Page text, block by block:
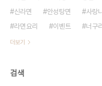
신라면
안성탕면 사랑
라면요리
이벤트 너구리
더보기
검색